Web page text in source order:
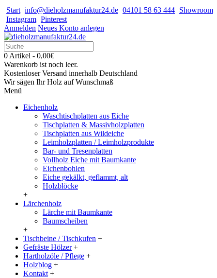
Start info@dieholzmanufaktur24.de 04101 58 63 444 Showroom
Instagram Pinterest
Anmelden Neues Konto anlegen
0 Artikel - 0,00€
Warenkorb ist noch leer.
Kostenloser Versand innerhalb Deutschland
Wir sägen Ihr Holz auf Wunschmaß
Menü
Eichenholz
Waschtischplatten aus Eiche
Tischplatten & Massivholzplatten
Tischplatten aus Wildeiche
Leimholzplatten / Leimholzprodukte
Bar- und Tresenplatten
Vollholz Eiche mit Baumkante
Eichenbohlen
Eiche gekälkt, geflammt, alt
Holzblöcke
+
Lärchenholz
Lärche mit Baumkante
Baumscheiben
+
Tischbeine / Tischkufen +
Gefräste Hölzer +
Hartholzöle / Pflege +
Holzblog +
Kontakt +